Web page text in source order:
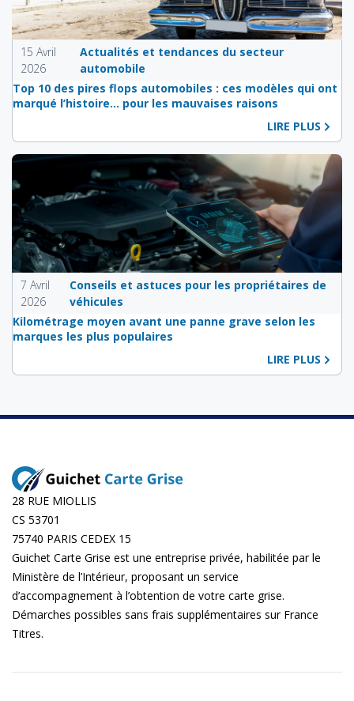
15 Avril
2026
Actualités et tendances du secteur
automobile
Top 10 des pires flops automobiles : ces modèles qui ont
marqué l’histoire… pour les mauvaises raisons
LIRE PLUS
7 Avril
2026
Conseils et astuces pour les propriétaires de
véhicules
Kilométrage moyen avant une panne grave selon les
marques les plus populaires
LIRE PLUS
28 RUE MIOLLIS
CS 53701
75740 PARIS CEDEX 15
Guichet Carte Grise est une entreprise privée, habilitée par le
Ministère de l’Intérieur, proposant un service
d’accompagnement à l’obtention de votre carte grise.
Démarches possibles sans frais supplémentaires sur France
Titres.